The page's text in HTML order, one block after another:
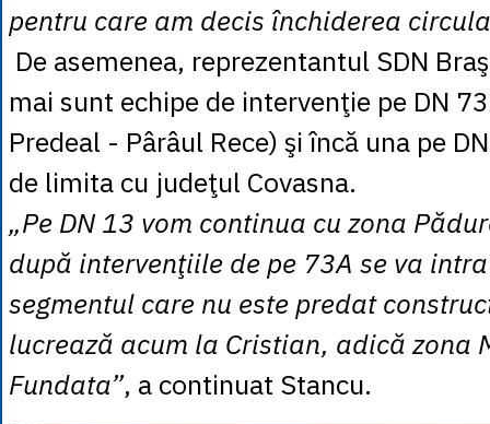
pentru care am decis închiderea
De asemenea, reprezentantul SDN
mai sunt echipe de intervenţie pe DN
Predeal - Pârâul Rece) şi încă una pe
de limita cu judeţul Covasna.
„Pe DN 13 vom continua cu zona
după intervenţiile de pe 73A se va
segmentul care nu este predat
lucrează acum la Cristian, adică zona
Fundata”, a continuat Stancu.